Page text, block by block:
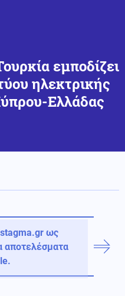
εμποδίζει
ηλεκτρικής
Ελλάδας
ως
αποτελέσματα